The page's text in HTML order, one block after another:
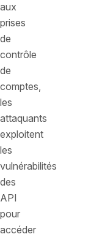
aux
prises
de
contrôle
de
comptes,
les
attaquants
exploitent
les
vulnérabilités
des
API
pour
accéder